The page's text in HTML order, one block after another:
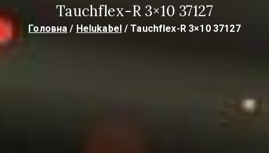
Tauchflex-R 3×10 37127
Головна Helukabel Tauchflex-R 3×10 37127